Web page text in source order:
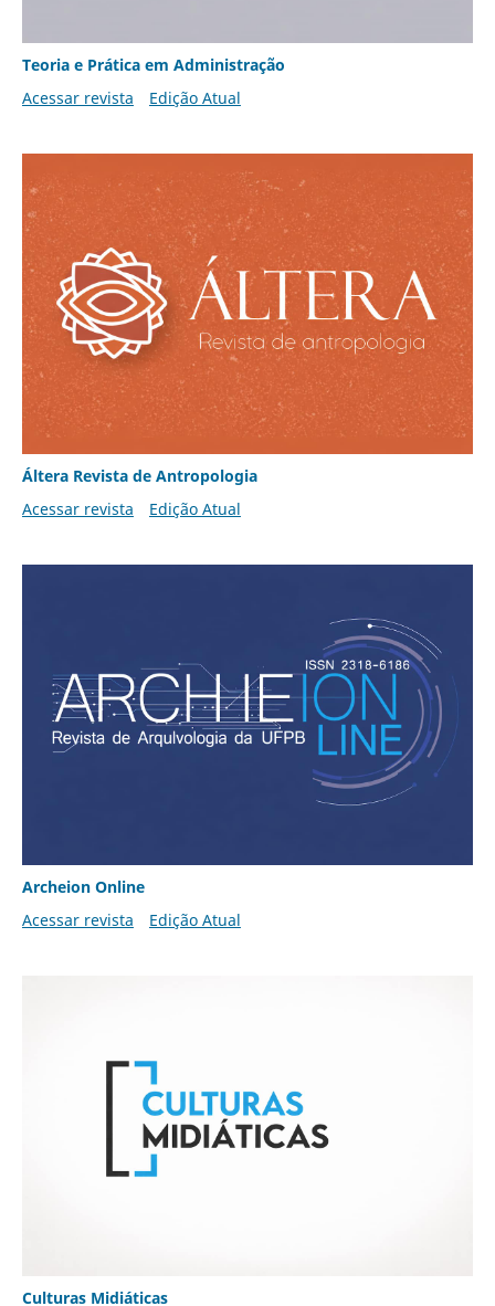
Teoria e Prática em Administração
Acessar revista
Edição Atual
Áltera Revista de Antropologia
Acessar revista
Edição Atual
Archeion Online
Acessar revista
Edição Atual
Culturas Midiáticas